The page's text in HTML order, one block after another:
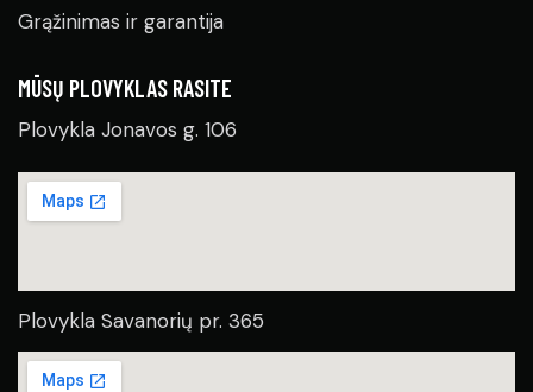
Grąžinimas ir garantija
MŪSŲ PLOVYKLAS RASITE
Plovykla Jonavos g. 106
Plovykla Savanorių pr. 365